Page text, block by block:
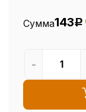
Сумма143Р
-